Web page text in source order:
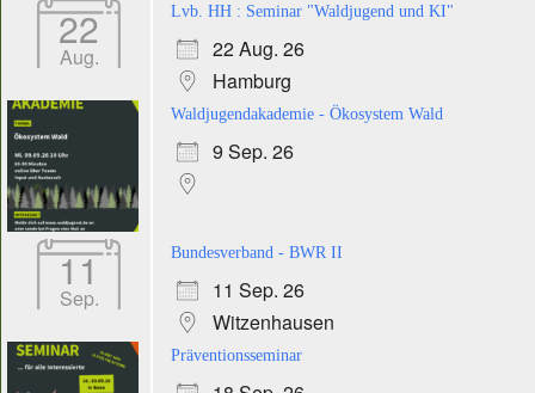
22
Aug.
Lvb. HH : Seminar "Waldjugend und KI"
22 Aug. 26
Hamburg
Waldjugendakademie - Ökosystem Wald
9 Sep. 26
11
Sep.
Bundesverband - BWR II
11 Sep. 26
Witzenhausen
Präventionsseminar